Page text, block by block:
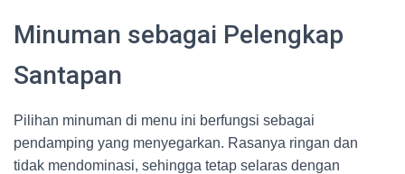
Minuman sebagai Pelengkap
Santapan
Pilihan minuman di menu ini berfungsi sebagai
pendamping yang menyegarkan. Rasanya ringan dan
tidak mendominasi, sehingga tetap selaras dengan